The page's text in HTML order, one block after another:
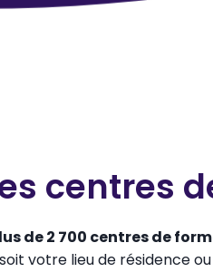
centres
de 2 700 centres de
votre lieu de résidence